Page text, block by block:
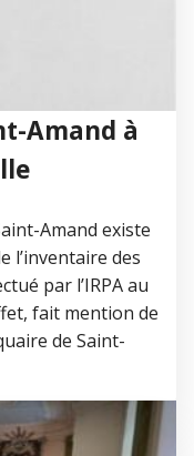
Amand à
Amand existe
l’inventaire des
par l’IRPA au
fait mention de
de Saint-